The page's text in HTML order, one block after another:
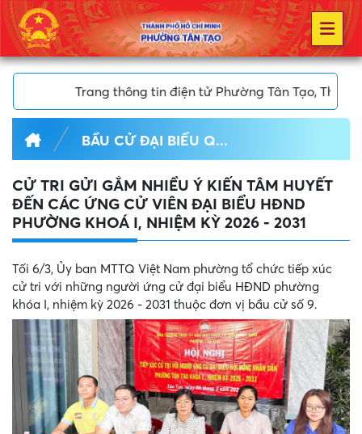
Phường Tân Tạo, Thành phố Hồ Chí Minh
BẦU CỬ ĐẠI BIỂU Q...
CỬ TRI GỬI GẮM NHIỀU Ý KIẾN TÂM HUYẾT
ĐẾN CÁC ỨNG CỬ VIÊN ĐẠI BIỂU HĐND
PHƯỜNG KHOÁ I, NHIỆM KỲ 2026 - 2031
Tối 6/3, Ủy ban MTTQ Việt Nam phường tổ chức tiếp xúc
cử tri với những người ứng cử đại biểu HĐND phường
khóa I, nhiệm kỳ 2026 - 2031 thuộc đơn vị bầu cử số 9.